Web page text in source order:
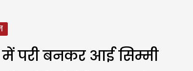
में परी बनकर आई सिम्मी